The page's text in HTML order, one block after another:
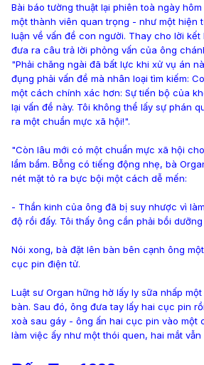
Bài báo tường thuật lại phiên toà ngày
một thành viên quan trọng - như một hiện
luận về vấn đề con người. Thay cho lời kết
đưa ra câu trả lời phỏng vấn của ông
"Phải chăng ngài đã bất lực khi xử vụ án
đụng phải vấn đề mà nhân loại tìm kiếm:
một cách chính xác hơn: Sự tiến bộ của
lại vấn đề này. Tôi không thể lấy sự phán
ra một chuẩn mực xã hội!".
"Còn lâu mới có một chuẩn mực xã hội
lẩm bẩm. Bỗng có tiếng động nhẹ, bà
nét mặt tỏ ra bực bội một cách dễ mến:
- Thần kinh của ông đã bị suy nhược vì
độ rồi đấy. Tôi thấy ông cần phải bồi
Nói xong, bà đặt lên bàn bên cạnh ông
cục pin điện tử.
Luật sư Organ hững hờ lấy ly sữa nhấp
bàn. Sau đó, ông đưa tay lấy hai cục pin
xoà sau gáy - ông ấn hai cục pin vào một
làm việc ấy như một thói quen, hai mắt